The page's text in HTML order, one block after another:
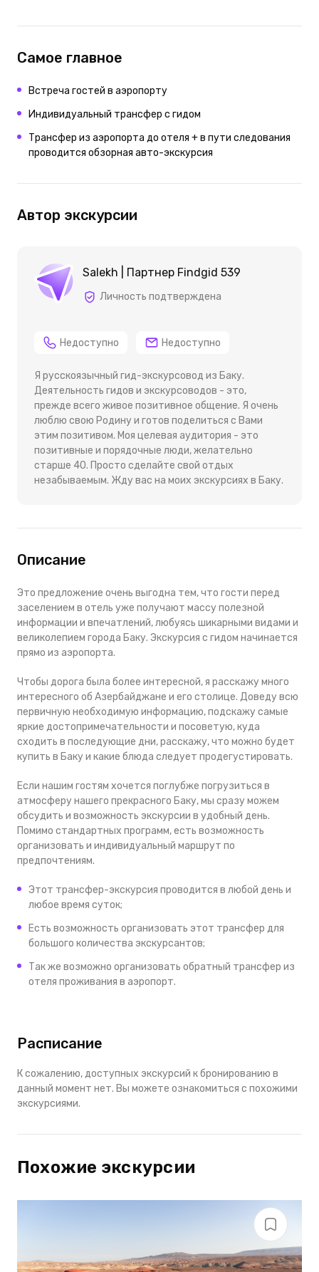
Самое главное
Встреча гостей в аэропорту
Индивидуальный трансфер с гидом
Трансфер из аэропорта до отеля + в пути следования
проводится обзорная авто-экскурсия
Автор экскурсии
Salekh | Партнер Findgid 539
Личность подтверждена
Недоступно Недоступно
Я русскоязычный гид-экскурсовод из Баку.
Деятельность гидов и экскурсоводов - это,
прежде всего живое позитивное общение. Я очень
люблю свою Родину и готов поделиться с Вами
этим позитивом. Моя целевая аудитория - это
позитивные и порядочные люди, желательно
старше 40. Просто сделайте свой отдых
незабываемым. Жду вас на моих экскурсиях в Баку.
Описание
Это предложение очень выгодна тем, что гости перед
заселением в отель уже получают массу полезной
информации и впечатлений, любуясь шикарными видами и
великолепием города Баку. Экскурсия с гидом начинается
прямо из аэропорта.
Чтобы дорога была более интересной, я расскажу много
интересного об Азербайджане и его столице. Доведу всю
первичную необходимую информацию, подскажу самые
яркие достопримечательности и посоветую, куда
сходить в последующие дни, расскажу, что можно будет
купить в Баку и какие блюда следует продегустировать.
Если нашим гостям хочется поглубже погрузиться в
атмосферу нашего прекрасного Баку, мы сразу можем
обсудить и возможность экскурсии в удобный день.
Помимо стандартных программ, есть возможность
организовать и индивидуальный маршрут по
предпочтениям.
Этот трансфер-экскурсия проводится в любой день и
любое время суток;
Есть возможность организовать этот трансфер для
большого количества экскурсантов;
Так же возможно организовать обратный трансфер из
отеля проживания в аэропорт.
Расписание
К сожалению, доступных экскурсий к бронированию в
данный момент нет. Вы можете ознакомиться с похожими
экскурсиями.
Похожие экскурсии